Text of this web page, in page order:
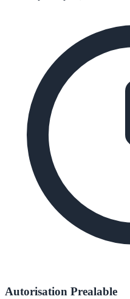
Autorisation Prealable